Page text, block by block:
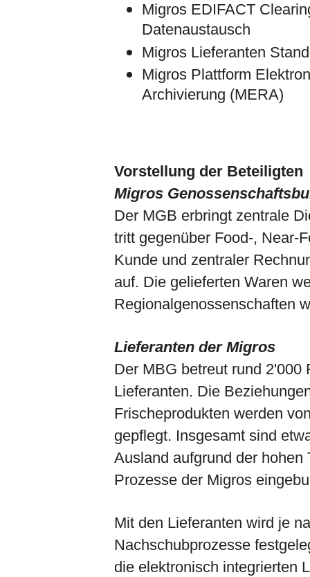
Migros EDIFACT
Datenaustausch
Migros Lieferanten
Migros Plattform
Archivierung (MERA)
Vorstellung der Beteiligten
Migros
Der MGB erbringt zentrale
tritt gegenüber Food-, Near-
Kunde und zentraler
auf. Die gelieferten Waren
Regionalgenossenschaften
Lieferanten der Migros
Der MBG betreut rund 2'000
Lieferanten. Die
Frischeprodukten werden
gepflegt. Insgesamt sind
Ausland aufgrund der
Prozesse der Migros
Mit den Lieferanten wird je
Nachschubprozesse
die elektronisch integrierten